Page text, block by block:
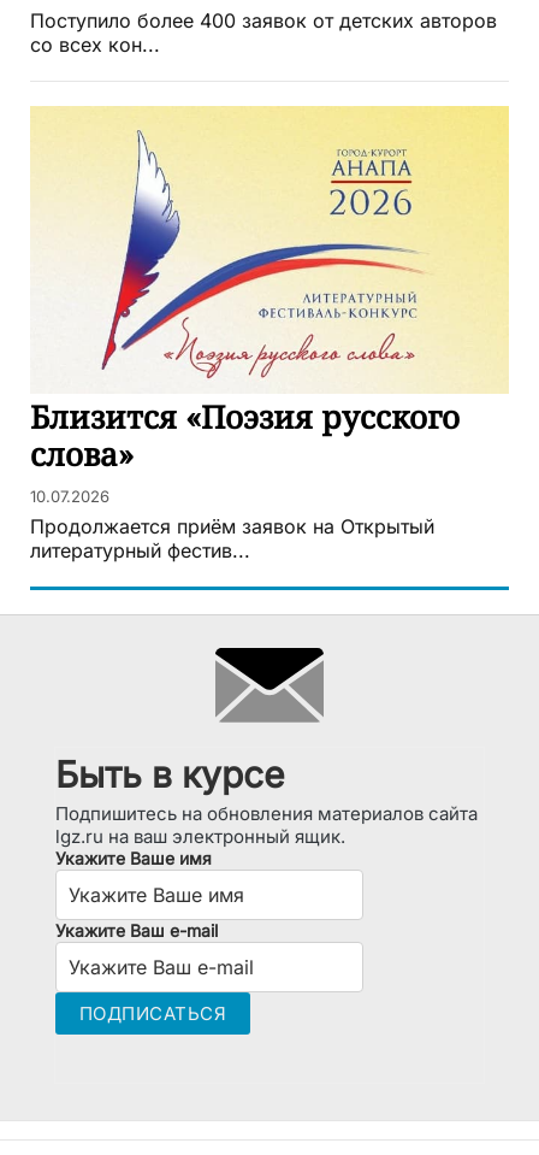
Поступило более 400 заявок от детских авторов
со всех кон...
Близится «Поэзия русского
слова»
10.07.2026
Продолжается приём заявок на Открытый
литературный фестив...
Быть в курсе
Подпишитесь на обновления материалов сайта
lgz.ru на ваш электронный ящик.
Укажите Ваше имя
Укажите Ваш e-mail